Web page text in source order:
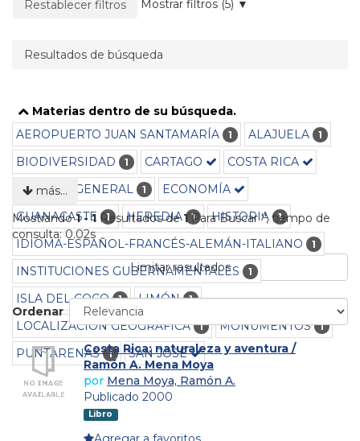
Restablecer filtros Mostrar filtros (5)
Resultados de búsqueda
Materias dentro de su búsqueda.
AEROPUERTO JUAN SANTAMARÍA
1 ALAJUELA 1
BIODIVERSIDAD 1 CARTAGO
COSTA RICA
CULTURA GENERAL
1
ECONOMÍA
GUANACASTE
1 HEREDIA 1 HISTORIA 1
IDIOMA-ESPAÑOL-FRANCÉS-ALEMÁN-ITALIANO 1
INSTITUCIONES GUBERNAMENTALES 1
ISLA DEL COCO 1 LIMÓN 1
LOCALIZACIÓN GEOGRÁFICA 1 MONUMENTOS 1
PUNTARENAS 1 SAN JOSÉ
más…
Mostrando1 - 1 Resultados de1 Para Buscar '', tiempo de
consulta: 0.02s
Limitar resultados
Ordenar
Costa Rica: naturaleza y aventura /
Ramón A. Mena Moya
por Mena Moya, Ramón A.
Publicado 2000
Libro